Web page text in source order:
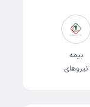
بیمه
نیروهای